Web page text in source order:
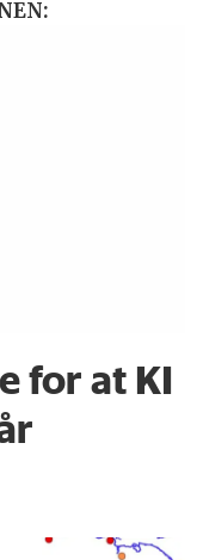
for at KI